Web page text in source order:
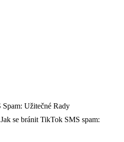
Jak se bránit TikTok SMS spam: